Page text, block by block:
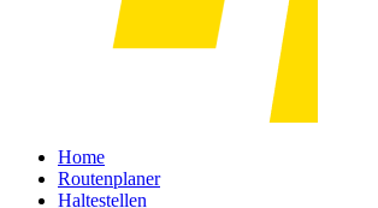
Home
Routenplaner
Haltestellen